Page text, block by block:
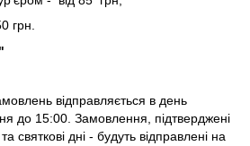
грн.
відправляється в день
до 15:00. Замовлення, підтверджені
святкові дні - будуть відправлені на